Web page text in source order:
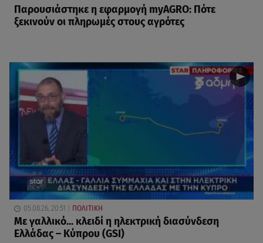
Παρουσιάστηκε η εφαρμογή myAGRO: Πότε
ξεκινούν οι πληρωμές στους αγρότες
05.08.26, 20:51 ΠΟΛΙΤΙΚΗ
Με γαλλικό... κλειδί η ηλεκτρική διασύνδεση
Ελλάδας – Κύπρου (GSI)